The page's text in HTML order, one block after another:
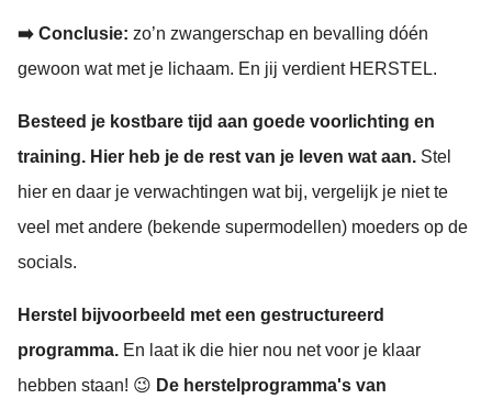
➡️ Conclusie: zo’n zwangerschap en bevalling dóén
gewoon wat met je lichaam. En jij verdient HERSTEL.
Besteed je kostbare tijd aan goede voorlichting en
training. Hier heb je de rest van je leven wat aan. Stel
hier en daar je verwachtingen wat bij, vergelijk je niet te
veel met andere (bekende supermodellen) moeders op de
socials.
Herstel bijvoorbeeld met een gestructureerd
programma. En laat ik die hier nou net voor je klaar
hebben staan! 😉 De herstelprogramma's van